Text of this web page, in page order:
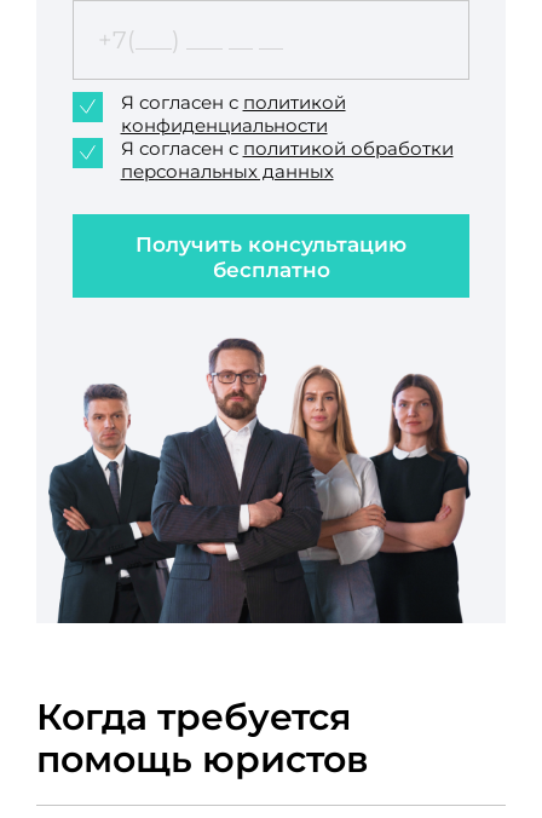
Получить консультацию
бесплатно
Я согласен с политикой
конфиденциальности
Я согласен с политикой обработки
персональных данных
Когда требуется
помощь юристов